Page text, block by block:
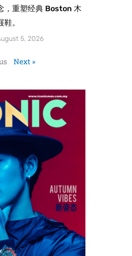
，重塑经典 Boston 木
鞋。
5, 2026
Next »